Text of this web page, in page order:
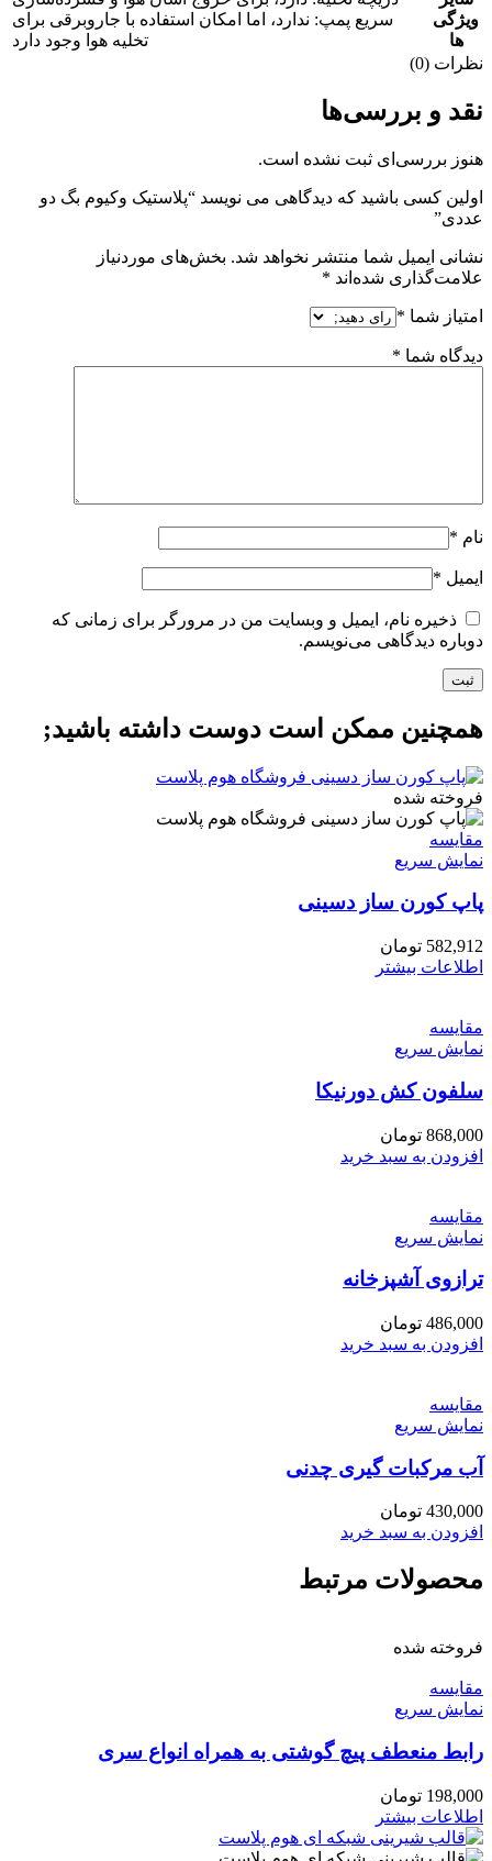
ویژگی
ها
سریع پمپ: ندارد، اما امکان استفاده با جاروبرقی برای
تخلیه هوا وجود دارد
نظرات (0)
نقد و بررسی‌ها
هنوز بررسی‌ای ثبت نشده است.
اولین کسی باشید که دیدگاهی می نویسد “پلاستیک وکیوم بگ دو
عددی”
نشانی ایمیل شما منتشر نخواهد شد. بخش‌های موردنیاز
علامت‌گذاری شده‌اند *
امتیاز شما *
دیدگاه شما *
نام *
ایمیل *
ذخیره نام، ایمیل و وبسایت من در مرورگر برای زمانی که
دوباره دیدگاهی می‌نویسم.
همچنین ممکن است دوست داشته باشید;
فروخته شده
مقايسه
نمایش سریع
پاپ کورن ساز دسینی
582,912 تومان
اطلاعات بیشتر
مقايسه
نمایش سریع
سلفون کش دورنیکا
868,000 تومان
افزودن به سبد خرید
مقايسه
نمایش سریع
ترازوی آشپزخانه
486,000 تومان
افزودن به سبد خرید
مقايسه
نمایش سریع
آب مرکبات گیری چدنی
430,000 تومان
افزودن به سبد خرید
محصولات مرتبط
فروخته شده
مقايسه
نمایش سریع
رابط منعطف پیچ گوشتی به همراه انواع سری
198,000 تومان
اطلاعات بیشتر